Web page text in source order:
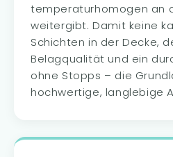
temperaturhomogen an
weitergibt. Damit keine
Schichten in der Decke,
Belagqualität und ein
ohne Stopps – die
hochwertige, langlebige